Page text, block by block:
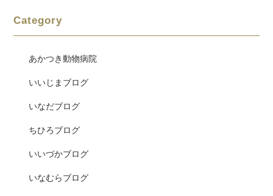
Category
あかつき動物病院
いいじまブログ
いなだブログ
ちひろブログ
いいづかブログ
いなむらブログ